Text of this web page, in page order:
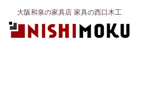
大阪和泉の家具店 家具の西口木工